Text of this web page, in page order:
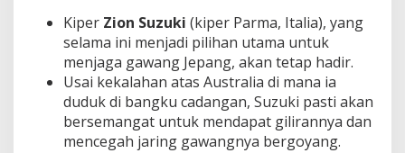
Kiper Zion Suzuki (kiper Parma, Italia), yang
selama ini menjadi pilihan utama untuk
menjaga gawang Jepang, akan tetap hadir.
Usai kekalahan atas Australia di mana ia
duduk di bangku cadangan, Suzuki pasti akan
bersemangat untuk mendapat gilirannya dan
mencegah jaring gawangnya bergoyang.